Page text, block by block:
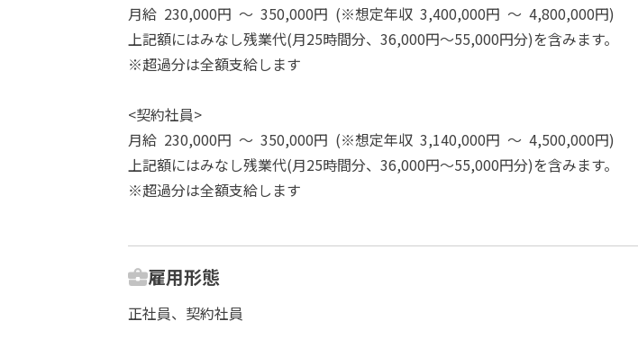
月給 230,000円 ～ 350,000円 (※想定年収 3,400,000円 ～ 4,800,000円)
上記額にはみなし残業代(月25時間分、36,000円～55,000円分)を含みます。
※超過分は全額支給します
<契約社員>
月給 230,000円 ～ 350,000円 (※想定年収 3,140,000円 ～ 4,500,000円)
上記額にはみなし残業代(月25時間分、36,000円～55,000円分)を含みます。
※超過分は全額支給します
雇用形態
正社員、契約社員